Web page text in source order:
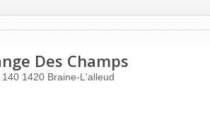
Des Champs
140 1420 Braine-L'alleud